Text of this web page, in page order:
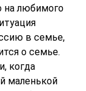
на любимого
в семье,
о семье.
когда
маленькой